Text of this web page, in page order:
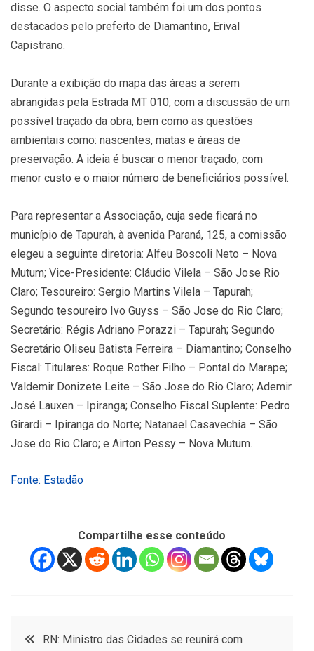
disse. O aspecto social também foi um dos pontos
destacados pelo prefeito de Diamantino, Erival
Capistrano.
Durante a exibição do mapa das áreas a serem
abrangidas pela Estrada MT 010, com a discussão de um
possível traçado da obra, bem como as questões
ambientais como: nascentes, matas e áreas de
preservação. A ideia é buscar o menor traçado, com
menor custo e o maior número de beneficiários possível.
Para representar a Associação, cuja sede ficará no
município de Tapurah, à avenida Paraná, 125, a comissão
elegeu a seguinte diretoria: Alfeu Boscoli Neto – Nova
Mutum; Vice-Presidente: Cláudio Vilela – São Jose Rio
Claro; Tesoureiro: Sergio Martins Vilela – Tapurah;
Segundo tesoureiro Ivo Guyss – São Jose do Rio Claro;
Secretário: Régis Adriano Porazzi – Tapurah; Segundo
Secretário Oliseu Batista Ferreira – Diamantino; Conselho
Fiscal: Titulares: Roque Rother Filho – Pontal do Marape;
Valdemir Donizete Leite – São Jose do Rio Claro; Ademir
José Lauxen – Ipiranga; Conselho Fiscal Suplente: Pedro
Girardi – Ipiranga do Norte; Natanael Casavechia – São
Jose do Rio Claro; e Airton Pessy – Nova Mutum.
Fonte: Estadão
Compartilhe esse conteúdo
Navegação
RN: Ministro das Cidades se reunirá com